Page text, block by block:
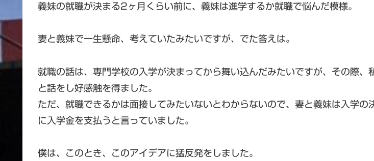
義妹の就職が決まる2ヶ月くらい前に、義妹は進学するか就職で悩んだ模様。
妻と義妹で一生懸命、考えていたみたいですが、でた答えは。
就職の話は、専門学校の入学が決まってから舞い込んだみたいですが、その際、
と話をし好感触を得ました。
ただ、就職できるかは面接してみたいないとわからないので、妻と義妹は入学の
に入学金を支払うと言っていました。
僕は、このとき、このアイデアに猛反発をしました。